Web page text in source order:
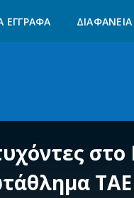
ΈΓΓΡΑΦΑ